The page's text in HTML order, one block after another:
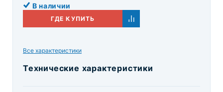
В наличии
ГДЕ КУПИТЬ
Технические характеристики
Все характеристики